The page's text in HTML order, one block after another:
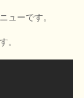
ューです。
。